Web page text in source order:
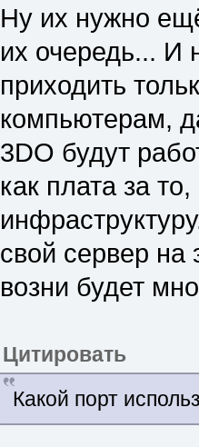
Ну их нужно
их очередь... И
приходить
компьютерам,
3DO будут
как плата за
свой сервер на
возни будет
Цитировать
Какой порт